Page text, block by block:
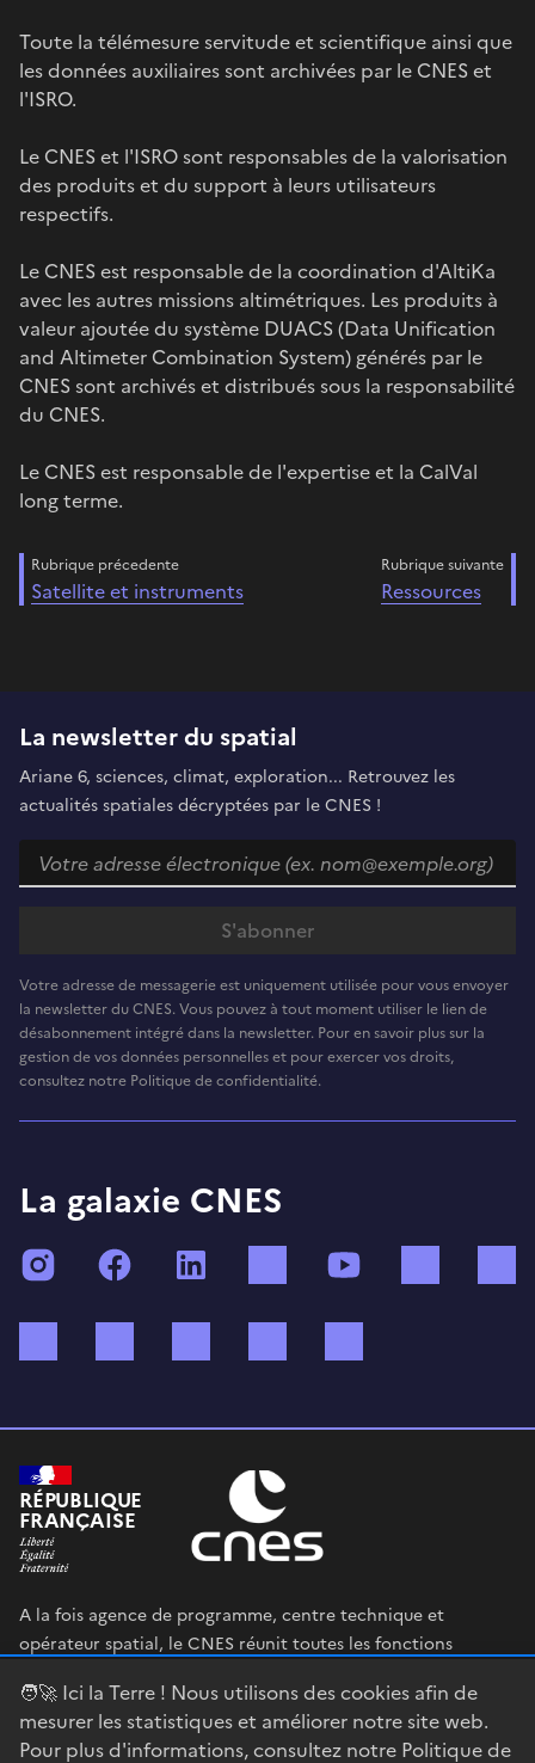
🧑‍🚀 Ici la Terre ! Nous utilisons des cookies afin de
mesurer les statistiques et améliorer notre site web.
Pour plus d'informations, consultez notre Politique de
Toute la télémesure servitude et scientifique ainsi que
les données auxiliaires sont archivées par le CNES et
l'ISRO.
Le CNES et l'ISRO sont responsables de la valorisation
des produits et du support à leurs utilisateurs
respectifs.
Le CNES est responsable de la coordination d'AltiKa
avec les autres missions altimétriques. Les produits à
valeur ajoutée du système DUACS (Data Unification
and Altimeter Combination System) générés par le
CNES sont archivés et distribués sous la responsabilité
du CNES.
Le CNES est responsable de l'expertise et la CalVal
long terme.
Rubrique précedente
Satellite et instruments
Rubrique suivante
Ressources
La newsletter du spatial
Ariane 6, sciences, climat, exploration... Retrouvez les
actualités spatiales décryptées par le CNES !
Votre adresse de messagerie est uniquement utilisée pour vous envoyer
la newsletter du CNES. Vous pouvez à tout moment utiliser le lien de
désabonnement intégré dans la newsletter. Pour en savoir plus sur la
gestion de vos données personnelles et pour exercer vos droits,
consultez notre Politique de confidentialité.
La galaxie CNES
InstagramFacebook TikTok
RÉPUBLIQUE
FRANÇAISE
A la fois agence de programme, centre technique et
opérateur spatial, le CNES réunit toutes les fonctions
en œuvre sa stratégie spatiale.